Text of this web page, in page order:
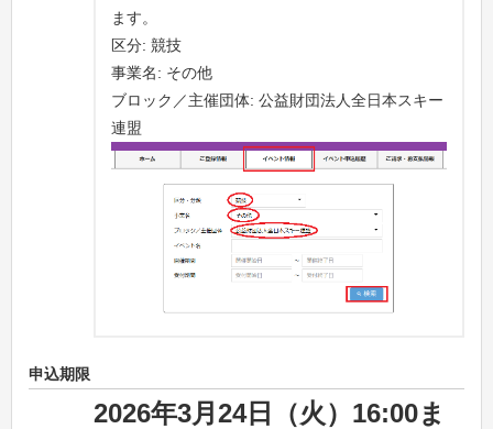
ます。
区分: 競技
事業名: その他
ブロック／主催団体: 公益財団法人全日本スキー
連盟
申込期限
2026年3月24日（火）16:00ま